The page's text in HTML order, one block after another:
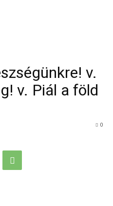
v.
v. Piál a föld
0